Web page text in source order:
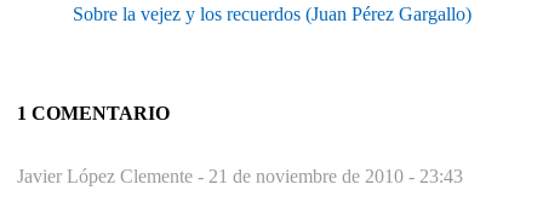
Sobre la vejez y los recuerdos (Juan Pérez Gargallo)
1 COMENTARIO
Javier López Clemente - 21 de noviembre de 2010 - 23:43